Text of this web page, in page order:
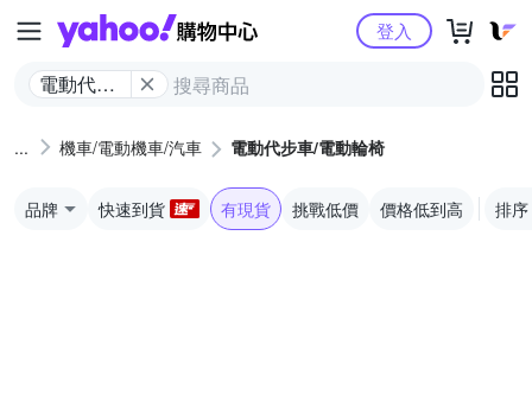
Yahoo購物中心
電動代步
椅
登入
機車/電動機車/汽車 電動代步車/電動輪椅
品牌 快速到貨 有現貨 挑戰低價 價格低到高 排序